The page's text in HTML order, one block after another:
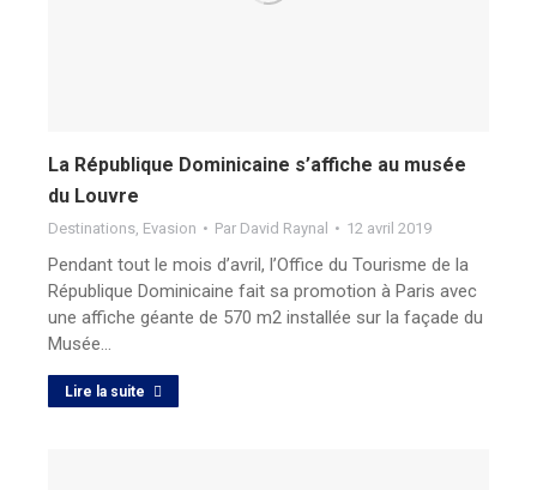
La République Dominicaine s’affiche au musée
du Louvre
Destinations, Evasion Par David Raynal 12 avril 2019
Pendant tout le mois d’avril, l’Office du Tourisme de la
République Dominicaine fait sa promotion à Paris avec
une affiche géante de 570 m2 installée sur la façade du
Musée…
Lire la suite